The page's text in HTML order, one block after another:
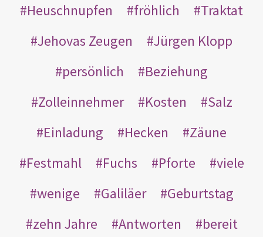
Heuschnupfen
fröhlich
Traktat
Jehovas Zeugen
Jürgen Klopp
persönlich
Beziehung
Zolleinnehmer
Kosten
Salz
Einladung
Hecken
Zäune
Festmahl
Fuchs Pforte
viele
wenige
Galiläer
Geburtstag
zehn Jahre
Antworten bereit